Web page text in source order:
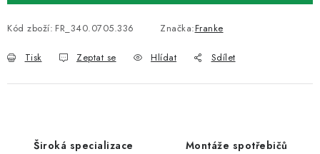
Kód zboží: FR_340.0705.336 Značka:Franke
Tisk Zeptat se Hlídat Sdílet
Široká specializace Montáže spotřebičů